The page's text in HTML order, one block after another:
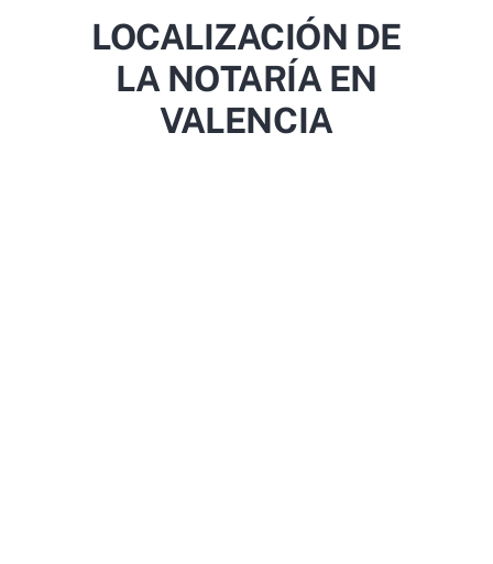
LOCALIZACIÓN DE
LA NOTARÍA EN
VALENCIA